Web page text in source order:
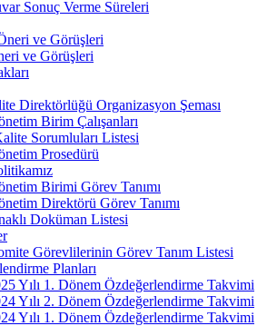
Sonuç Verme Süreleri
ve Görüşleri
ve Görüşleri
Direktörlüğü Organizasyon Şeması
Birim Çalışanları
Sorumluları Listesi
Prosedürü
Birimi Görev Tanımı
Direktörü Görev Tanımı
Doküman Listesi
Görevlilerinin Görev Tanım Listesi
Planları
Yılı 1. Dönem Özdeğerlendirme Takvimi
Yılı 2. Dönem Özdeğerlendirme Takvimi
Yılı 1. Dönem Özdeğerlendirme Takvimi